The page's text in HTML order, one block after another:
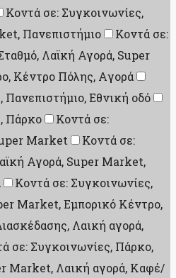
Κοντά σε: Συγκοινωνίες,
Πανεπιστήμιο
Κοντά σε:
Λαϊκή Αγορά, Super
Κέντρο Πόλης, Aγορά
Εθνική οδό
Πάρκο
Κοντά σε:
Market
Κοντά σε:
Αγορά, Super Market,
Κοντά σε: Συγκοινωνίες,
Market, Εμπορικό Κέντρο,
Λαική αγορά,
σε: Συγκοινωνίες, Πάρκο,
Market, Λαική αγορά, Καφέ/